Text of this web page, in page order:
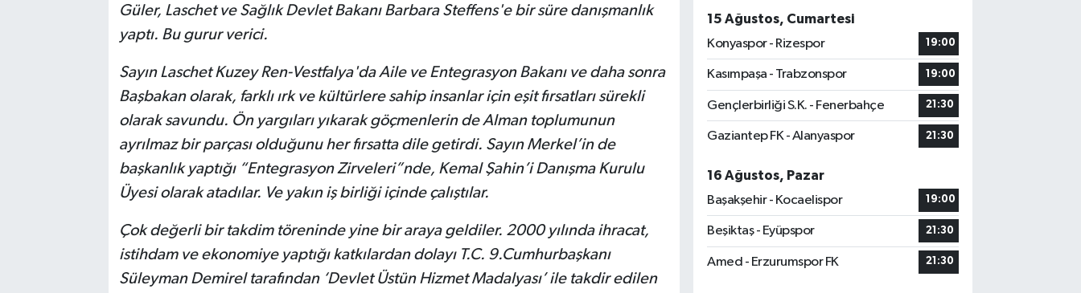
Güler, Laschet ve Sağlık Devlet Bakanı Barbara Steffens'e bir süre danışmanlık
yaptı. Bu gurur verici.
Sayın Laschet Kuzey Ren-Vestfalya'da Aile ve Entegrasyon Bakanı ve daha sonra
Başbakan olarak, farklı ırk ve kültürlere sahip insanlar için eşit fırsatları sürekli
olarak savundu. Ön yargıları yıkarak göçmenlerin de Alman toplumunun
ayrılmaz bir parçası olduğunu her fırsatta dile getirdi. Sayın Merkel’in de
başkanlık yaptığı “Entegrasyon Zirveleri”nde, Kemal Şahin’i Danışma Kurulu
Üyesi olarak atadılar. Ve yakın iş birliği içinde çalıştılar.
Çok değerli bir takdim töreninde yine bir araya geldiler. 2000 yılında ihracat,
istihdam ve ekonomiye yaptığı katkılardan dolayı T.C. 9.Cumhurbaşkanı
Süleyman Demirel tarafından ‘Devlet Üstün Hizmet Madalyası’ ile takdir edilen
15 Ağustos, Cumartesi
Konyaspor - Rizespor
19:00
Kasımpaşa - Trabzonspor 19:00
Gençlerbirliği S.K. - Fenerbahçe 21:30
Gaziantep FK - Alanyaspor 21:30
16 Ağustos, Pazar
Başakşehir - Kocaelispor
19:00
Beşiktaş - Eyüpspor 21:30
Amed - Erzurumspor FK 21:30